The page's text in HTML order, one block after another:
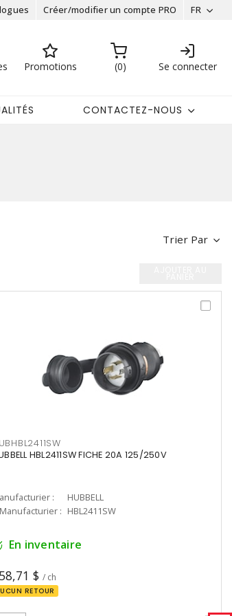
Créer/modifier un compte PRO FR
Promotions 0 Se connecter
CONTACTEZ-NOUS
Trier Par
HBL2411SW FICHE 20A 125/250V
:
HUBBELL
: HBL2411SW
En inventaire
$ / ch
RETOUR